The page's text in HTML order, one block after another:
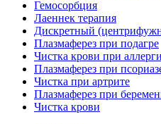
Гемосорбция
Лаеннек терапия
Дискретный
Плазмаферез при подагре
Чистка крови при
Плазмаферез при
Чистка при артрите
Плазмаферез при
Чистка крови